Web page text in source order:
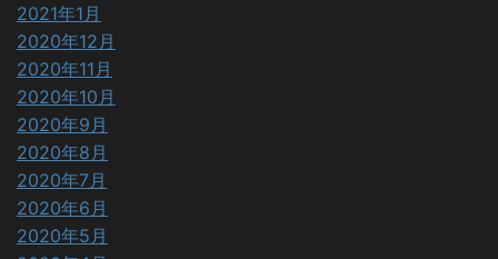
2021年1月
2020年12月
2020年11月
2020年10月
2020年9月
2020年8月
2020年7月
2020年6月
2020年5月